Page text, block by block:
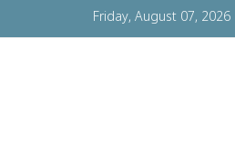
Friday, August 07, 2026